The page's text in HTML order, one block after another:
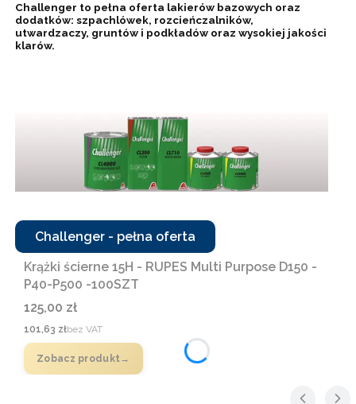
Challenger to pełna oferta lakierów bazowych oraz
dodatków: szpachlówek, rozcieńczalników,
utwardzaczy, gruntów i podkładów oraz wysokiej jakości
klarów.
Challenger - pełna oferta
Bestseller
Nowość
Krążki ścierne 15H - RUPES Multi Purpose D150 -
P40-P500 -100SZT
Cena
125,00 zł
Cena
101,63 złbez VAT
Zobacz produkt